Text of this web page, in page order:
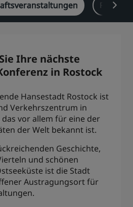
Park Inn by Radisson
Country Inn & Suites
China
Jin Jiang
Golden Tulip
BlogIhre nächste
in Rostock
Hansestadt Rostock ist
Verkehrszentrum in
vor allem für eine der
der Welt bekannt ist.
Geschichte,
und schönen
ist die Stadt
Austragungsort für